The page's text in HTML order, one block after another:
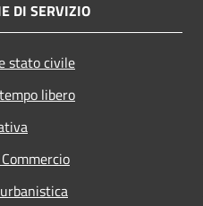
DI SERVIZIO
stato civile
libero